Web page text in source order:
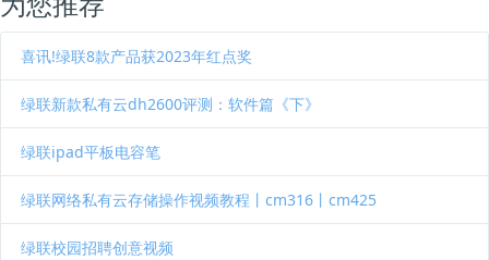
喜讯!绿联8款产品获2023年红点奖
绿联新款私有云dh2600评测：软件篇《下》
绿联ipad平板电容笔
绿联网络私有云存储操作视频教程丨cm316丨cm425
绿联校园招聘创意视频